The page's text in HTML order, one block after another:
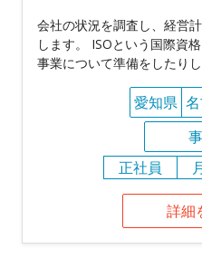
会社の状況を調査し、経営
します。 ISOという国際資
事業について準備をしたりし
愛知県
正社員
詳細